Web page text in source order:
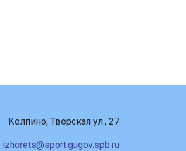
Колпино, Тверская ул., 27
izhorets@sport.gugov.spb.ru